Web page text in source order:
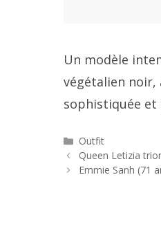
Un modèle
végétalien noir,
sophistiquée
Catégories
Outfit
Navigation
des
Queen Letizia
Emmie Sanh (71